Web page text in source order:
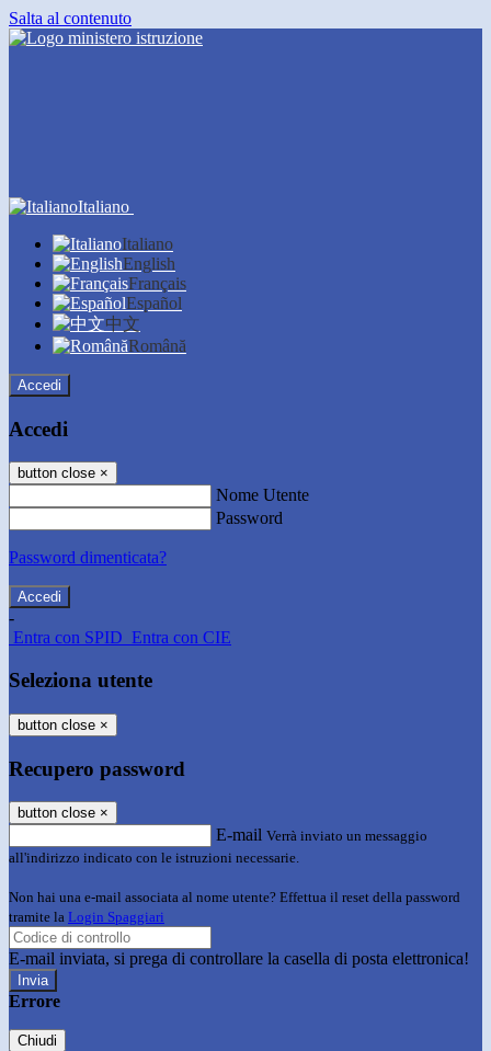
Salta al contenuto
Italiano
Italiano
English
Français
Español
中文
Română
Accedi
Accedi
button close ×
Nome Utente
Password
Password dimenticata?
-
Entra con SPID Entra con CIE
Seleziona utente
button close ×
Recupero password
button close ×
E-mail Verrà inviato un messaggio
all'indirizzo indicato con le istruzioni necessarie.
Non hai una e-mail associata al nome utente? Effettua il reset della password
tramite la Login Spaggiari
E-mail inviata, si prega di controllare la casella di posta elettronica!
Errore
Chiudi